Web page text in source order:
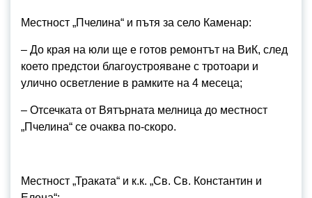
Местност „Пчелина“ и пътя за село Каменар:
– До края на юли ще е готов ремонтът на ВиК, след
което предстои благоустрояване с тротоари и
улично осветление в рамките на 4 месеца;
– Отсечката от Вятърната мелница до местност
„Пчелина“ се очаква по-скоро.
Местност „Траката“ и к.к. „Св. Св. Константин и